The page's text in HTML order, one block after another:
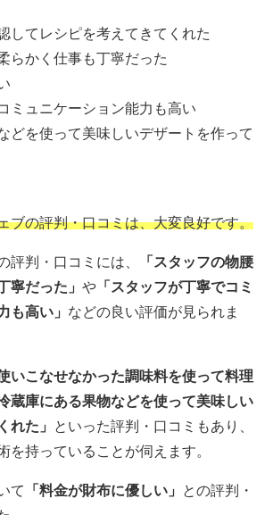
してレシピを考えてきてくれた
らかく仕事も丁寧だった
ミュニケーション能力も高い
どを使って美味しいデザートを作って
ブの評判・口コミは、大変良好です。
評判・口コミには、
「スタッフの物腰
寧だった」 や 「スタッフが丁寧でコミ
も高い」 などの良い評価が見られま
いこなせなかった調味料を使って料理
冷蔵庫にある果物などを使って美味しい
れた 」
といった評判・口コミもあり、
を持っていることが伺えます。
て 「料金が財布に優しい」
との評判・